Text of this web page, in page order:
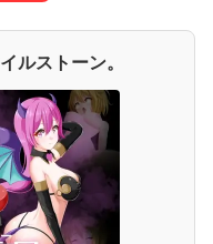
ルストーン。